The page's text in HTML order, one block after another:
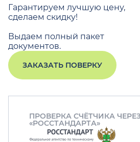
Гарантируем лучшую цену,
сделаем скидку!
Выдаем полный пакет
документов.
ЗАКАЗАТЬ ПОВЕРКУ
ПРОВЕРКА СЧЁТЧИКА
«РОССТАНДАРТА»